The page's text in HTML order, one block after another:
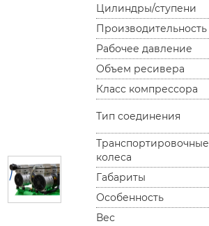
Цилиндры/ступени
Производительность
Рабочее давление
Объем ресивера
Класс компрессора
Тип соединения
Транспортировочные
колеса
Габариты
Особенность
Вес